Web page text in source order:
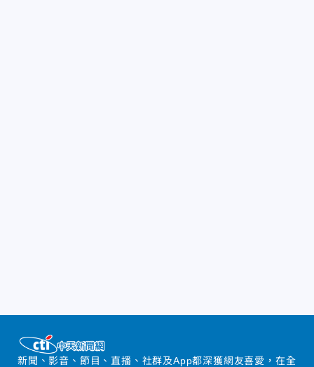
新聞、影音、節目、直播、社群及App都深獲網友喜愛，在全